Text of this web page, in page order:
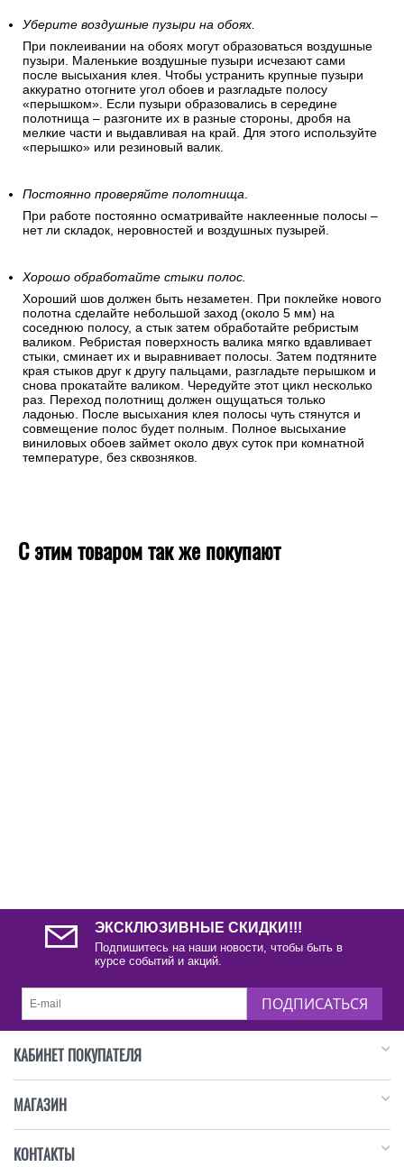
Уберите воздушные пузыри на обоях.
При поклеивании на обоях могут образоваться воздушные
пузыри. Маленькие воздушные пузыри исчезают сами
после высыхания клея. Чтобы устранить крупные пузыри
аккуратно отогните угол обоев и разгладьте полосу
«перышком». Если пузыри образовались в середине
полотнища – разгоните их в разные стороны, дробя на
мелкие части и выдавливая на край. Для этого используйте
«перышко» или резиновый валик.
Постоянно проверяйте полотнища.
При работе постоянно осматривайте наклеенные полосы –
нет ли складок, неровностей и воздушных пузырей.
Хорошо обработайте стыки полос.
Хороший шов должен быть незаметен. При поклейке нового
полотна сделайте небольшой заход (около 5 мм) на
соседнюю полосу, а стык затем обработайте ребристым
валиком. Ребристая поверхность валика мягко вдавливает
стыки, сминает их и выравнивает полосы. Затем подтяните
края стыков друг к другу пальцами, разгладьте перышком и
снова прокатайте валиком. Чередуйте этот цикл несколько
раз. Переход полотнищ должен ощущаться только
ладонью. После высыхания клея полосы чуть стянутся и
совмещение полос будет полным. Полное высыхание
виниловых обоев займет около двух суток при комнатной
температуре, без сквозняков.
С этим товаром так же покупают
ЭКСКЛЮЗИВНЫЕ СКИДКИ!!!
Подпишитесь на наши новости, чтобы быть в
курсе событий и акций.
ПОДПИСАТЬСЯ
КАБИНЕТ ПОКУПАТЕЛЯ
МАГАЗИН
КОНТАКТЫ